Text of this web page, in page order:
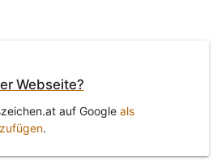
Webseite?
auf Google als
.